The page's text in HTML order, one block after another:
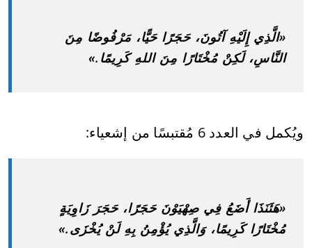
«الَّذِي إِلَيْهِ آتُونَ، حَجَرًا حَيًّا، مَرْفُوضًا مِنَ
النَّاسِ، لَكِنْ مُخْتَارًا مِنَ اللهِ كَرِيمًا.»
ويُكمل في العدد 6 مُقتبسًا من إشعياء:
«هَئَنَذَا أَضَعُ فِي صِهْيَوْنَ حَجَرًا، حَجَرَ زَاوِيَةٍ
مُخْتَارًا كَرِيمًا، وَالَّذِي يُؤْمِنُ بِهِ لَنْ يُخْزَى.»